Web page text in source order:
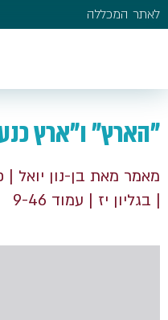
לאתר המכללה
"הארץ" ו"ארץ
מאמר מאת בן-נון יואל |
| בגליון יז | עמוד 9-46